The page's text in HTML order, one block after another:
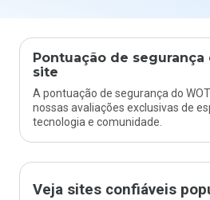
Pontuação de segurança
site
A pontuação de segurança do
nossas avaliações exclusivas de
tecnologia e comunidade.
Veja sites confiáveis